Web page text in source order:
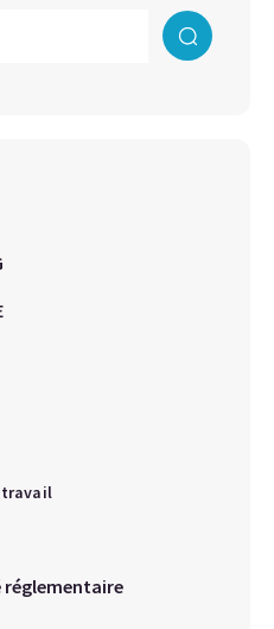
travail